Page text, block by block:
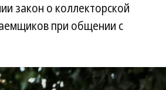
закон о коллекторской
при общении с